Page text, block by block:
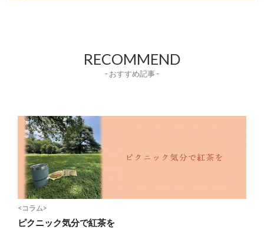
RECOMMEND
- おすすめ記事 -
<コラム>
ピクニック気分で紅茶を